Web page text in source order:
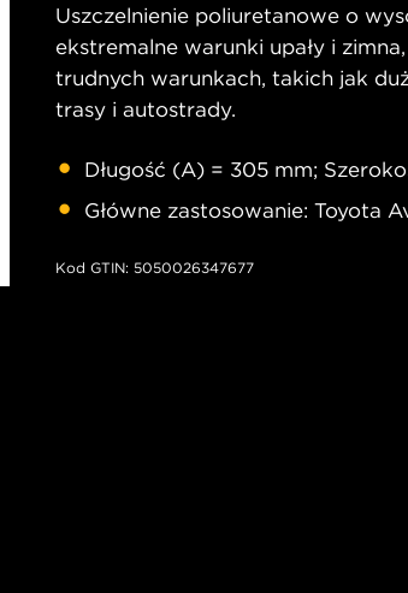
Uszczelnienie poliuretanowe o
ekstremalne warunki upały i
trudnych warunkach, takich jak
trasy i autostrady.
Długość (A) = 305 mm;
Główne zastosowanie: Toyota
Kod GTIN: 5050026347677